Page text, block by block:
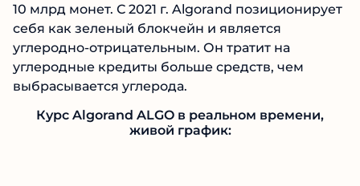
10 млрд монет. С 2021 г. Algorand позиционирует
себя как зеленый блокчейн и является
углеродно-отрицательным. Он тратит на
углеродные кредиты больше средств, чем
выбрасывается углерода.
Курс Algorand ALGO в реальном времени,
живой график: